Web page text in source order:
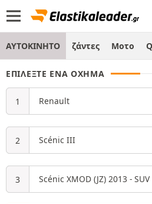
ΑΥΤΟΚΙΝΗΤΟ ζάντες Μοτο
ΕΠΙΛΈΞΤΕ ΈΝΑ ΌΧΗΜΑ